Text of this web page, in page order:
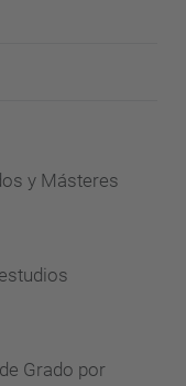
y Másteres
Grado por